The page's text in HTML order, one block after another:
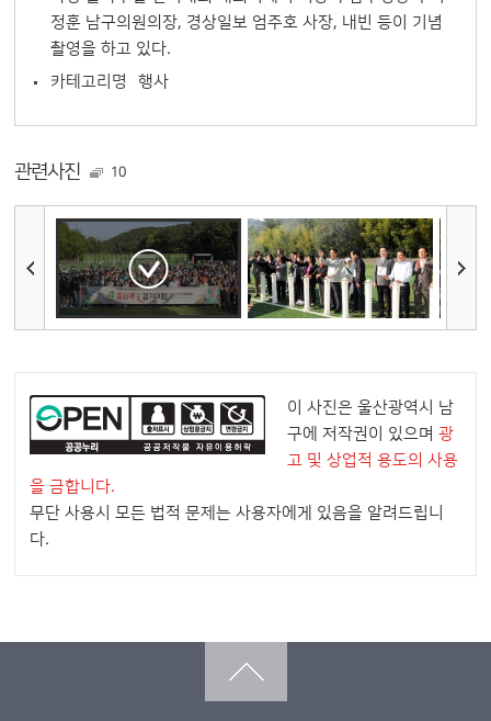
정훈 남구의원의장, 경상일보 엄주호 사장, 내빈 등이 기념
촬영을 하고 있다.
카테고리명
행사
관련사진 10
이 사진은 울산광역시 남
구에 저작권이 있으며 광
고 및 상업적 용도의 사용
을 금합니다.
무단 사용시 모든 법적 문제는 사용자에게 있음을 알려드립니
다.